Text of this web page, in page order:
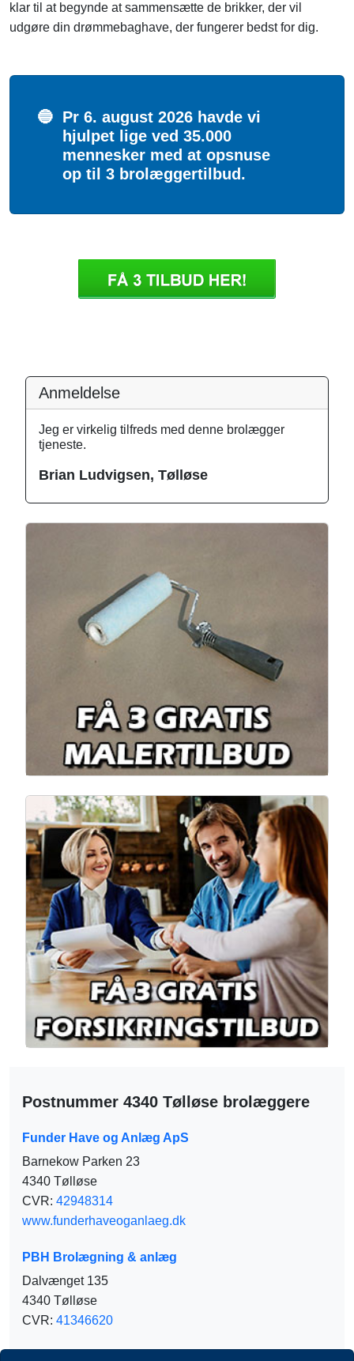
klar til at begynde at sammensætte de brikker, der vil
udgøre din drømmebaghave, der fungerer bedst for dig.
🔵 Pr 6. august 2026 havde vi
hjulpet lige ved 35.000
mennesker med at opsnuse
op til 3 brolæggertilbud.
Anmeldelse
Jeg er virkelig tilfreds med denne brolægger
tjeneste.
Brian Ludvigsen, Tølløse
Postnummer 4340 Tølløse brolæggere
Funder Have og Anlæg ApS
Barnekow Parken 23
4340 Tølløse
CVR: 42948314
www.funderhaveoganlaeg.dk
PBH Brolægning & anlæg
Dalvænget 135
4340 Tølløse
CVR: 41346620